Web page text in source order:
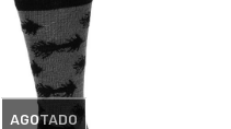
AGOTADO